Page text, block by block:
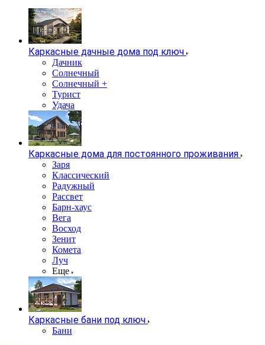
Каркасные дачные дома под ключ
Дачник
Солнечный
Солнечный +
Турист
Удача
Каркасные дома для постоянного проживания
Заря
Классический
Радужный
Рассвет
Барн-хаус
Вега
Восход
Зенит
Комета
Луч
Еще
Каркасные бани под ключ
Бани